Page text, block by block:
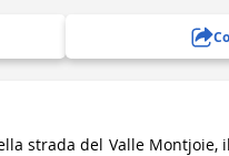
strada del Valle Montjoie,